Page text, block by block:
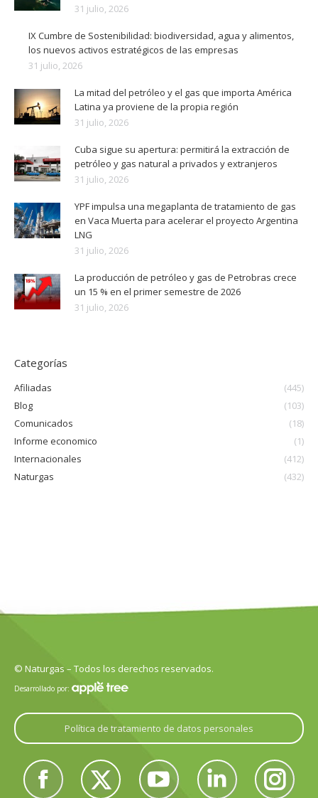
31 julio, 2026
IX Cumbre de Sostenibilidad: biodiversidad, agua y alimentos,
los nuevos activos estratégicos de las empresas
31 julio, 2026
La mitad del petróleo y el gas que importa América
Latina ya proviene de la propia región
31 julio, 2026
Cuba sigue su apertura: permitirá la extracción de
petróleo y gas natural a privados y extranjeros
31 julio, 2026
YPF impulsa una megaplanta de tratamiento de gas
en Vaca Muerta para acelerar el proyecto Argentina
LNG
31 julio, 2026
La producción de petróleo y gas de Petrobras crece
un 15 % en el primer semestre de 2026
31 julio, 2026
Categorías
Afiliadas
(445)
Blog
(103)
Comunicados
(18)
Informe economico
(1)
Internacionales
(412)
Naturgas
(432)
© Naturgas – Todos los derechos reservados.
Desarrollado por:
Política de tratamiento de datos personales
Encuéntranos en:
Facebook
Twitter YouTube Linkedin Instagram